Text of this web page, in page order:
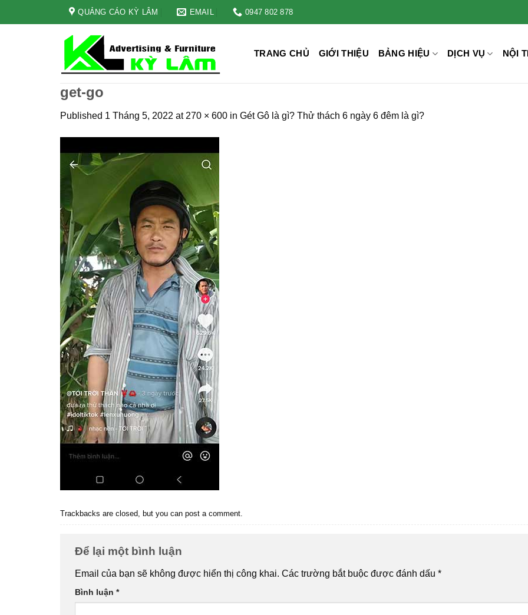
QUẢNG CÁO KỲ LÂM EMAIL 0947 802 878
TRANG CHỦ GIỚI THIỆU BẢNG HIỆU DỊCH VỤ NỘI
get-go
Published 1 Tháng 5, 2022 at 270 × 600 in Gét Gô là gì? Thử thách 6 ngày 6 đêm là gì?
Trackbacks are closed, but you can post a comment.
Để lại một bình luận
Email của bạn sẽ không được hiển thị công khai. Các trường bắt buộc được đánh dấu *
Bình luận *